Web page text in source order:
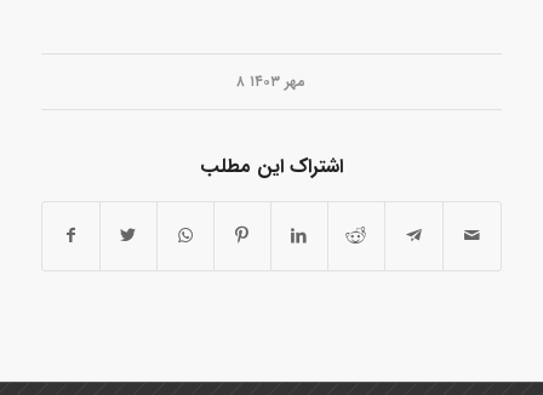
۸ مهر ۱۴۰۳
اشتراک این مطلب